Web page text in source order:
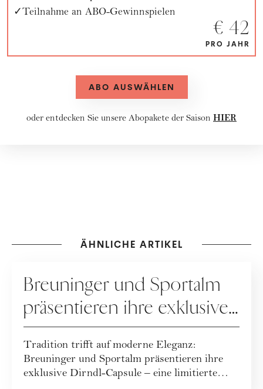
Teilnahme an ABO-Gewinnspielen
€ 42
PRO JAHR
ABO AUSWÄHLEN
oder entdecken Sie unsere Abopakete der Saison HIER
ÄHNLICHE ARTIKEL
Breuninger und Sportalm
präsentieren ihre exklusive
Dirndl-Capsule!
Tradition trifft auf moderne Eleganz:
Breuninger und Sportalm präsentieren ihre
exklusive Dirndl-Capsule – eine limitierte